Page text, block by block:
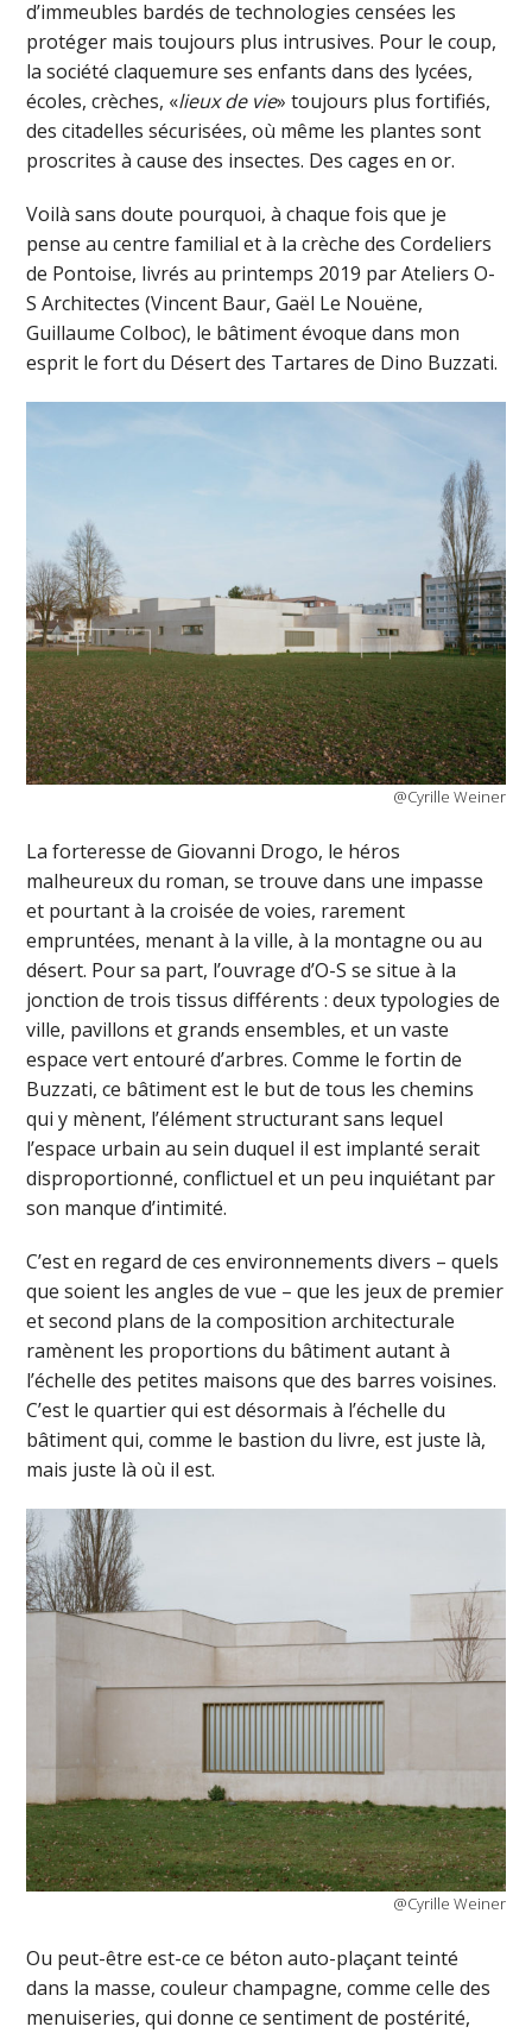
d’immeubles bardés de technologies censées les
protéger mais toujours plus intrusives. Pour le coup,
la société claquemure ses enfants dans des lycées,
écoles, crèches, «lieux de vie» toujours plus fortifiés,
des citadelles sécurisées, où même les plantes sont
proscrites à cause des insectes. Des cages en or.
Voilà sans doute pourquoi, à chaque fois que je
pense au centre familial et à la crèche des Cordeliers
de Pontoise, livrés au printemps 2019 par Ateliers O-
S Architectes (Vincent Baur, Gaël Le Nouëne,
Guillaume Colboc), le bâtiment évoque dans mon
esprit le fort du Désert des Tartares de Dino Buzzati.
@Cyrille Weiner
La forteresse de Giovanni Drogo, le héros
malheureux du roman, se trouve dans une impasse
et pourtant à la croisée de voies, rarement
empruntées, menant à la ville, à la montagne ou au
désert. Pour sa part, l’ouvrage d’O-S se situe à la
jonction de trois tissus différents : deux typologies de
ville, pavillons et grands ensembles, et un vaste
espace vert entouré d’arbres. Comme le fortin de
Buzzati, ce bâtiment est le but de tous les chemins
qui y mènent, l’élément structurant sans lequel
l’espace urbain au sein duquel il est implanté serait
disproportionné, conflictuel et un peu inquiétant par
son manque d’intimité.
C’est en regard de ces environnements divers – quels
que soient les angles de vue – que les jeux de premier
et second plans de la composition architecturale
ramènent les proportions du bâtiment autant à
l’échelle des petites maisons que des barres voisines.
C’est le quartier qui est désormais à l’échelle du
bâtiment qui, comme le bastion du livre, est juste là,
mais juste là où il est.
@Cyrille Weiner
Ou peut-être est-ce ce béton auto-plaçant teinté
dans la masse, couleur champagne, comme celle des
menuiseries, qui donne ce sentiment de postérité,